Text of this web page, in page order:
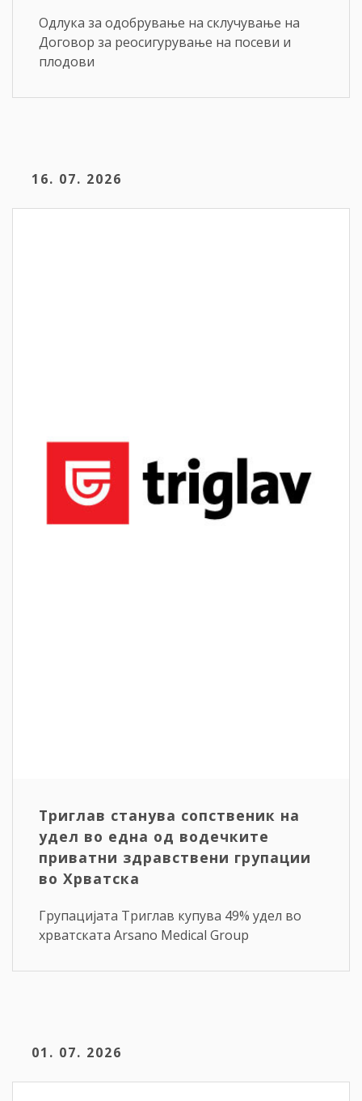
Одлука за одобрување на склучување на
Договор за реосигурување на посеви и
плодови
16. 07. 2026
Триглав станува сопственик на
удел во една од водечките
приватни здравствени групации
во Хрватска
Групацијата Триглав купува 49% удел во
хрватската Arsano Medical Group
01. 07. 2026